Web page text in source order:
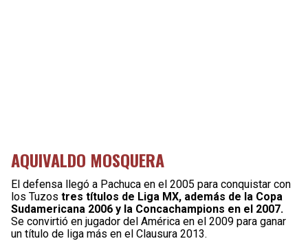
AQUIVALDO MOSQUERA
El defensa llegó a Pachuca en el 2005 para conquistar con
los Tuzos tres títulos de Liga MX, además de la Copa
Sudamericana 2006 y la Concachampions en el 2007.
Se convirtió en jugador del América en el 2009 para ganar
un título de liga más en el Clausura 2013.